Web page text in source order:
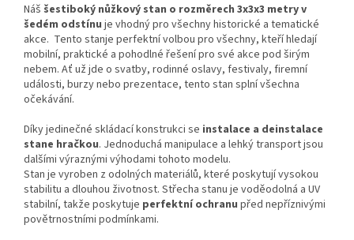
Náš šestiboký nůžkový stan o rozměrech 3x3x3 metry v
šedém odstínu je vhodný pro všechny historické a tematické
akce. Tento stanje perfektní volbou pro všechny, kteří hledají
mobilní, praktické a pohodlné řešení pro své akce pod širým
nebem. Ať už jde o svatby, rodinné oslavy, festivaly, firemní
události, burzy nebo prezentace, tento stan splní všechna
očekávání.
Díky jedinečné skládací konstrukci se instalace a deinstalace
stane hračkou. Jednoduchá manipulace a lehký transport jsou
dalšími výraznými výhodami tohoto modelu.
Stan je vyroben z odolných materiálů, které poskytují vysokou
stabilitu a dlouhou životnost. Střecha stanu je voděodolná a UV
stabilní, takže poskytuje perfektní ochranu před nepříznivými
povětrnostními podmínkami.